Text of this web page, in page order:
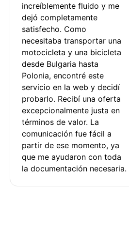
increíblemente fluido y me
dejó completamente
satisfecho. Como
necesitaba transportar una
motocicleta y una bicicleta
desde Bulgaria hasta
Polonia, encontré este
servicio en la web y decidí
probarlo. Recibí una oferta
excepcionalmente justa en
términos de valor. La
comunicación fue fácil a
partir de ese momento, ya
que me ayudaron con toda
la documentación necesaria.